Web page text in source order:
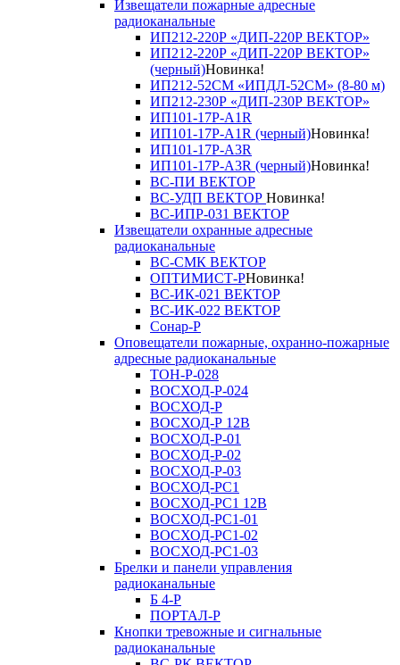
Извещатели пожарные адресные
радиоканальные
ИП212-220Р «ДИП-220Р ВЕКТОР»
ИП212-220Р «ДИП-220Р ВЕКТОР»
(черный)Новинка!
ИП212-52СМ «ИПДЛ-52СМ» (8-80 м)
ИП212-230Р «ДИП-230Р ВЕКТОР»
ИП101-17Р-A1R
ИП101-17Р-A1R (черный)Новинка!
ИП101-17Р-A3R
ИП101-17Р-A3R (черный)Новинка!
ВС-ПИ ВЕКТОР
ВС-УДП ВЕКТОР Новинка!
ВС-ИПР-031 ВЕКТОР
Извещатели охранные адресные
радиоканальные
ВС-СМК ВЕКТОР
ОПТИМИСТ-РНовинка!
ВС-ИК-021 ВЕКТОР
ВС-ИК-022 ВЕКТОР
Сонар-Р
Оповещатели пожарные, охранно-пожарные
адресные радиоканальные
ТОН-Р-028
ВОСХОД-Р-024
ВОСХОД-Р
ВОСХОД-Р 12В
ВОСХОД-Р-01
ВОСХОД-Р-02
ВОСХОД-Р-03
ВОСХОД-РС1
ВОСХОД-РС1 12В
ВОСХОД-РС1-01
ВОСХОД-РС1-02
ВОСХОД-РС1-03
Брелки и панели управления
радиоканальные
Б 4-Р
ПОРТАЛ-Р
Кнопки тревожные и сигнальные
радиоканальные